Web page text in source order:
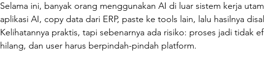
Selama ini, banyak orang menggunakan AI di luar sistem kerja
aplikasi AI, copy data dari ERP, paste ke tools lain, lalu hasilnya
Kelihatannya praktis, tapi sebenarnya ada risiko: proses jadi tidak
hilang, dan user harus berpindah-pindah platform.